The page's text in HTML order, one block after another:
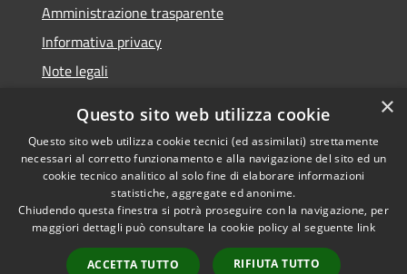
Amministrazione trasparente
Informativa privacy
Note legali
Accessibilità
Privacy
Copyright © 2026 • Comune di
Fontevivo • Powered by
Municipium•Accesso
redazione
×
Questo sito web utilizza cookie
Questo sito web utilizza cookie tecnici (ed assimilati) strettamente
necessari al corretto funzionamento e alla navigazione del sito ed un
cookie tecnico analitico al solo fine di elaborare informazioni
statistiche, aggregate ed anonime.
Chiudendo questa finestra si potrà proseguire con la navigazione, per
maggiori dettagli può consultare la cookie policy al seguente link
ACCETTA TUTTO RIFIUTA TUTTO